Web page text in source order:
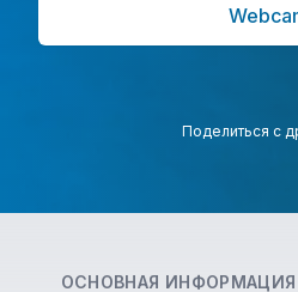
Поделиться с
ОСНОВНАЯ